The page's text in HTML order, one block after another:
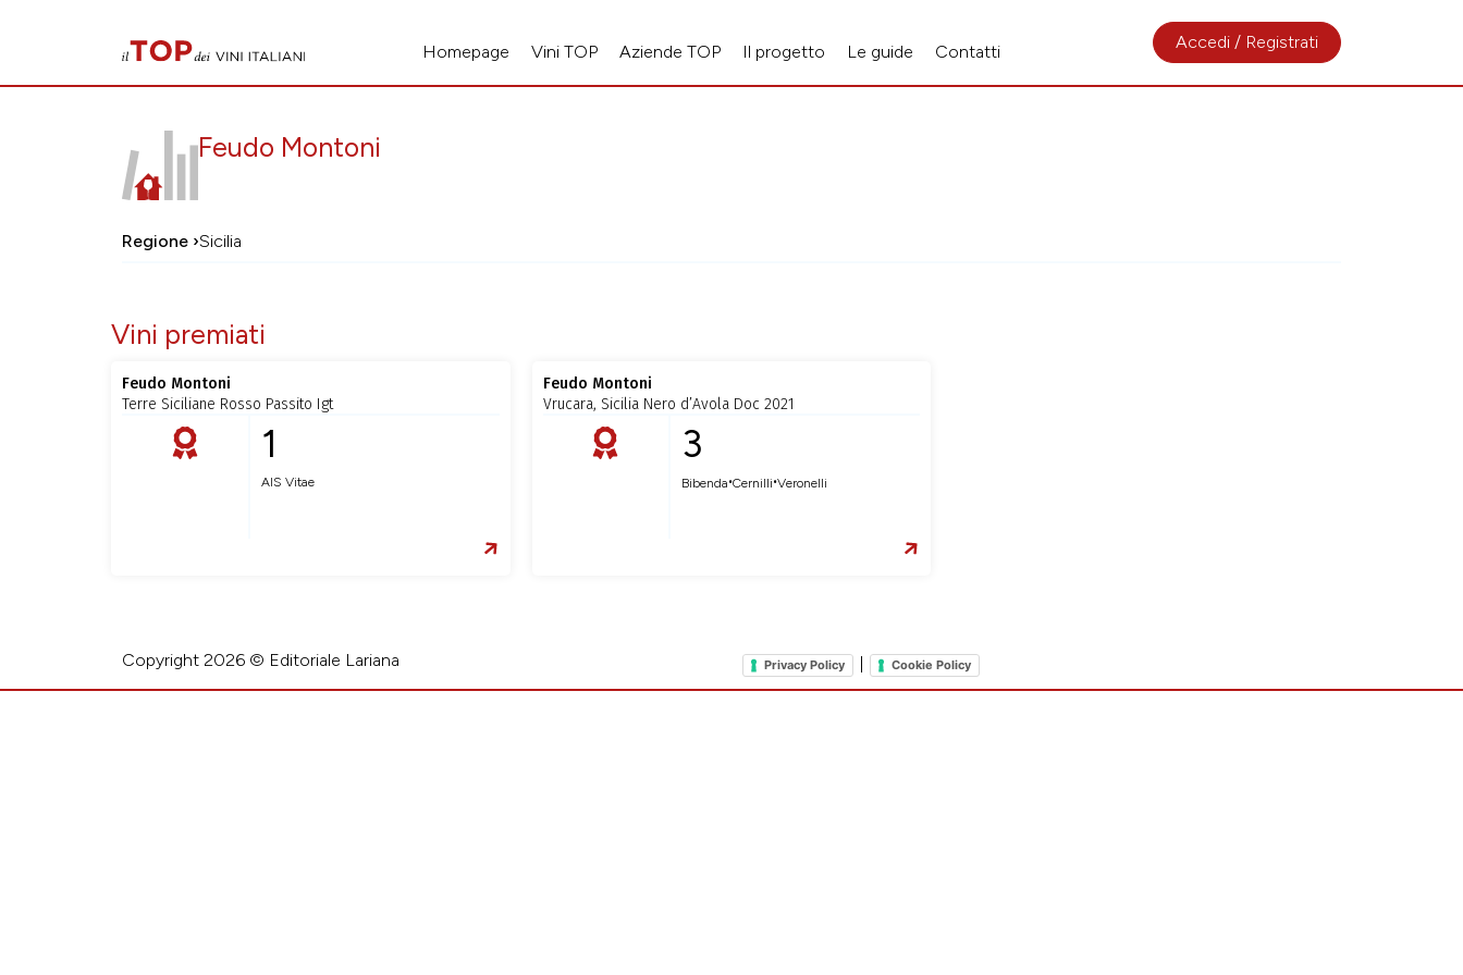
Homepage Vini TOP Aziende TOP Il progetto Le guide Contatti Accedi / Registrati
Feudo Montoni
Regione ›Sicilia
Vini premiati
Feudo Montoni
Terre Siciliane Rosso Passito Igt
1
AIS Vitae
Feudo Montoni
Vrucara, Sicilia Nero d’Avola Doc 2021
3
Bibenda•Cernilli•Veronelli
Copyright 2026 © Editoriale Lariana Privacy Policy Cookie Policy